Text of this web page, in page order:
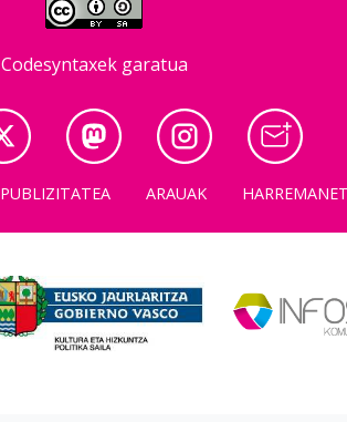
Codesyntaxek garatua
PUBLIZITATEA ARAUAK